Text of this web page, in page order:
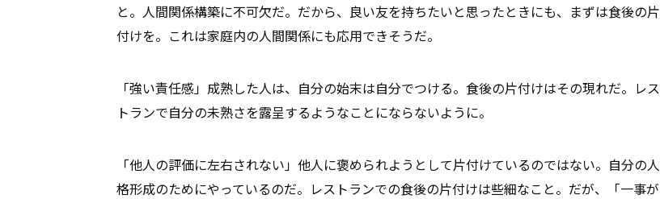
と。人間関係構築に不可欠だ。だから、良い友を持ちたいと思ったときにも、まずは食後の片
付けを。これは家庭内の人間関係にも応用できそうだ。
「強い責任感」成熟した人は、自分の始末は自分でつける。食後の片付けはその現れだ。レス
トランで自分の未熟さを露呈するようなことにならないように。
「他人の評価に左右されない」他人に褒められようとして片付けているのではない。自分の人
格形成のためにやっているのだ。レストランでの食後の片付けは些細なこと。だが、「一事が